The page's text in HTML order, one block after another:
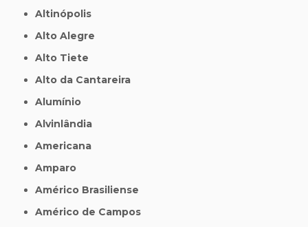
Altinópolis
Alto Alegre
Alto Tiete
Alto da Cantareira
Alumínio
Alvinlândia
Americana
Amparo
Américo Brasiliense
Américo de Campos